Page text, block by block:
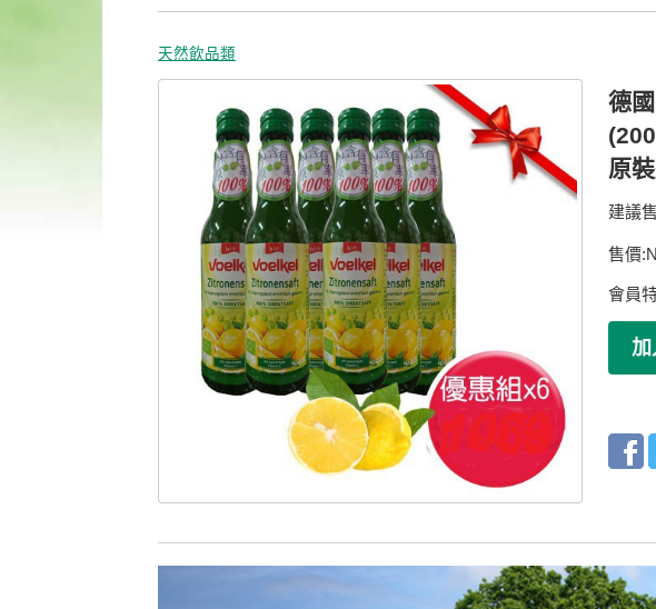
天然飲品類
德
原
建議
售價:
會員